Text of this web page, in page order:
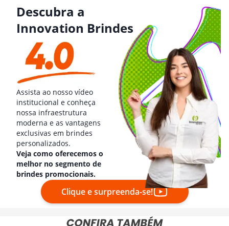
Descubra a
Innovation Brindes
Assista ao nosso vídeo
institucional e conheça
nossa infraestrutura
moderna e as vantagens
exclusivas em brindes
personalizados.
Veja como oferecemos o
melhor no segmento de
brindes promocionais.
Clique e surpreenda-se!